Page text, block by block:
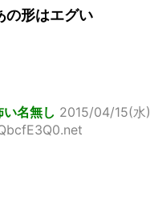
の形はエグい
名無し 2015/04/15(水)